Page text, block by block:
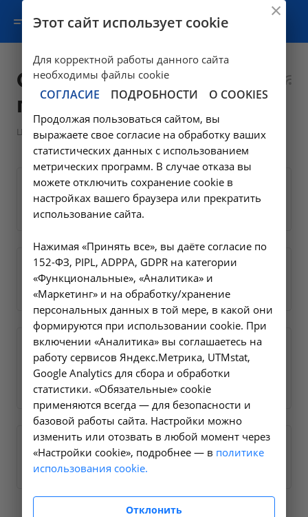
Скорая медицинская
помощь
Цены в Ангарске — Скорая медицинская помощь
Вызов бригады СМП
Медицинская эвакуация
Медицинское
сопровождение
Прочие медицинские услуги
Этот сайт использует cookie
Для корректной работы данного сайта
необходимы файлы cookie
СОГЛАСИЕ ПОДРОБНОСТИ О COOKIES
Продолжая пользоваться сайтом, вы
выражаете свое согласие на обработку ваших
статистических данных с использованием
метрических программ. В случае отказа вы
можете отключить сохранение cookie в
настройках вашего браузера или прекратить
использование сайта.
Нажимая «Принять все», вы даёте согласие по
152-ФЗ, PIPL, ADPPA, GDPR на категории
«Функциональные», «Аналитика» и
«Маркетинг» и на обработку/хранение
персональных данных в той мере, в какой они
формируются при использовании cookie. При
включении «Аналитика» вы соглашаетесь на
работу сервисов Яндекс.Метрика, UTMstat,
Google Analytics для сбора и обработки
статистики. «Обязательные» cookie
применяются всегда — для безопасности и
базовой работы сайта. Настройки можно
изменить или отозвать в любой момент через
«Настройки cookie», подробнее — в политике
использования cookie.
Отклонить